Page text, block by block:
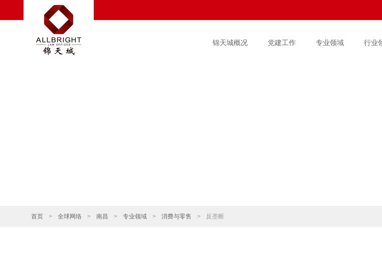
锦天城概况 党建工作 专业领域 行业
首页 > 全球网络 > 南昌 > 专业领域 > 消费与零售 > 反垄断